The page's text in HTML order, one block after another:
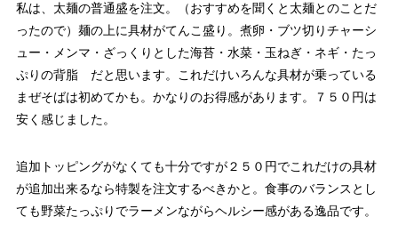
私は、太麺の普通盛を注文。（おすすめを聞くと太麺とのことだ
ったので）麺の上に具材がてんこ盛り。煮卵・ブツ切りチャーシ
ュー・メンマ・ざっくりとした海苔・水菜・玉ねぎ・ネギ・たっ
ぷりの背脂 だと思います。これだけいろんな具材が乗っている
まぜそばは初めてかも。かなりのお得感があります。７５０円は
安く感じました。
追加トッピングがなくても十分ですが２５０円でこれだけの具材
が追加出来るなら特製を注文するべきかと。食事のバランスとし
ても野菜たっぷりでラーメンながらヘルシー感がある逸品です。